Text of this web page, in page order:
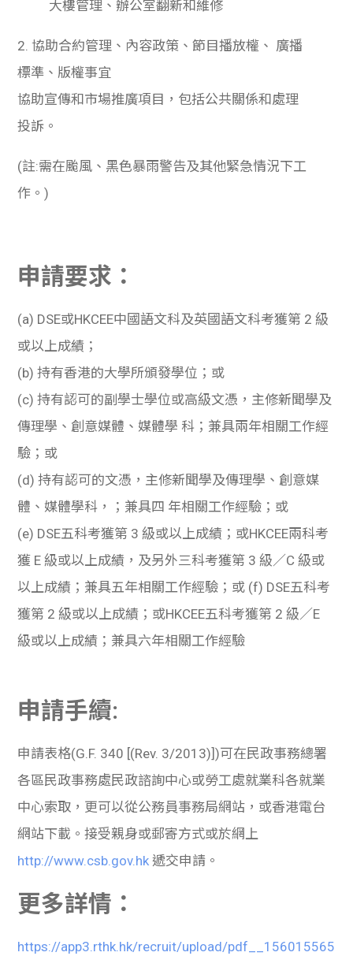
大樓管理、辦公室翻新和維修
2. 協助合約管理、內容政策、節目播放權、 廣播
標準、版權事宜
協助宣傳和市場推廣項目，包括公共關係和處理
投訴。
(註:需在颱風、黑色暴雨警告及其他緊急情況下工
作。)
申請要求：
(a) DSE或HKCEE中國語文科及英國語文科考獲第 2 級
或以上成績；
(b) 持有香港的大學所頒發學位；或
(c) 持有認可的副學士學位或高級文憑，主修新聞學及
傳理學、創意媒體、媒體學 科；兼具兩年相關工作經
驗；或
(d) 持有認可的文憑，主修新聞學及傳理學、創意媒
體、媒體學科，；兼具四 年相關工作經驗；或
(e) DSE五科考獲第 3 級或以上成績；或HKCEE兩科考
獲 E 級或以上成績，及另外三科考獲第 3 級／C 級或
以上成績；兼具五年相關工作經驗；或 (f) DSE五科考
獲第 2 級或以上成績；或HKCEE五科考獲第 2 級／E
級或以上成績；兼具六年相關工作經驗
申請手續:
申請表格(G.F. 340 [(Rev. 3/2013)])可在民政事務總署
各區民政事務處民政諮詢中心或勞工處就業科各就業
中心索取，更可以從公務員事務局網站，或香港電台
網站下載。接受親身或郵寄方式或於網上
http://www.csb.gov.hk 遞交申請。
更多詳情：
https://app3.rthk.hk/recruit/upload/pdf__156015565